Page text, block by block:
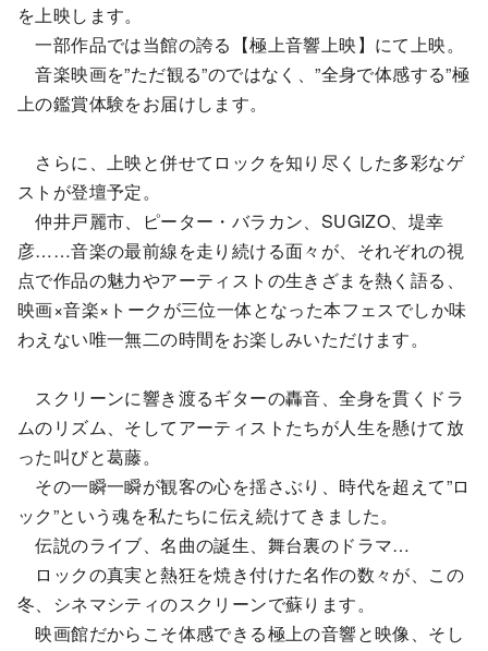
を上映します。
一部作品では当館の誇る【極上音響上映】にて上映。
音楽映画を”ただ観る”のではなく、”全身で体感する”極
上の鑑賞体験をお届けします。
さらに、上映と併せてロックを知り尽くした多彩なゲ
ストが登壇予定。
仲井戸麗市、ピーター・バラカン、SUGIZO、堤幸
彦……音楽の最前線を走り続ける面々が、それぞれの視
点で作品の魅力やアーティストの生きざまを熱く語る、
映画×音楽×トークが三位一体となった本フェスでしか味
わえない唯一無二の時間をお楽しみいただけます。
スクリーンに響き渡るギターの轟音、全身を貫くドラ
ムのリズム、そしてアーティストたちが人生を懸けて放
った叫びと葛藤。
その一瞬一瞬が観客の心を揺さぶり、時代を超えて”ロ
ック”という魂を私たちに伝え続けてきました。
伝説のライブ、名曲の誕生、舞台裏のドラマ…
ロックの真実と熱狂を焼き付けた名作の数々が、この
冬、シネマシティのスクリーンで蘇ります。
映画館だからこそ体感できる極上の音響と映像、そし